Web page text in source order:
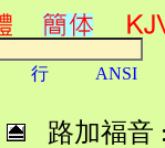
行
ANSI
路加福音